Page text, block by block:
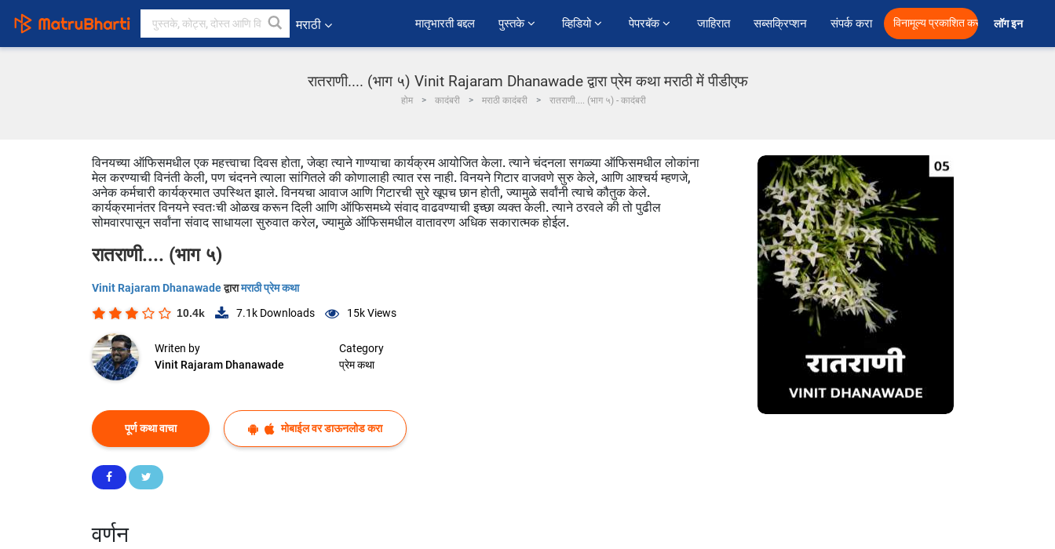
मराठी ﻿मातृभारती बद्दल पुस्तके व्हिडियो पेपरबॅक जाहिरात सब्सक्रिप्शन संपर्क करा विनामूल्य प्रकाशित करा लॉग इन
रातराणी.... (भाग ५) Vinit Rajaram Dhanawade द्वारा प्रेम कथा मराठी में पीडीएफ
होम कादंबरी मराठी कादंबरी रातराणी.... (भाग ५) - कादंबरी
विनयच्या ऑफिसमधील एक महत्त्वाचा दिवस होता, जेव्हा त्याने गाण्याचा कार्यक्रम आयोजित केला. त्याने चंदनला सगळ्या ऑफिसमधील लोकांना
मेल करण्याची विनंती केली, पण चंदनने त्याला सांगितले की कोणालाही त्यात रस नाही. विनयने गिटार वाजवणे सुरु केले, आणि आश्चर्य म्हणजे,
अनेक कर्मचारी कार्यक्रमात उपस्थित झाले. विनयचा आवाज आणि गिटारची सुरे खूपच छान होती, ज्यामुळे सर्वांनी त्याचे कौतुक केले.
कार्यक्रमानंतर विनयने स्वतःची ओळख करून दिली आणि ऑफिसमध्ये संवाद वाढवण्याची इच्छा व्यक्त केली. त्याने ठरवले की तो पुढील
सोमवारपासून सर्वांना संवाद साधायला सुरुवात करेल, ज्यामुळे ऑफिसमधील वातावरण अधिक सकारात्मक होईल.
रातराणी.... (भाग ५)
Vinit Rajaram Dhanawadeद्वारामराठी प्रेम कथा
10.4k 7.1k Downloads 15kViews
Writen by
Vinit Rajaram Dhanawade
Category
प्रेम कथा
पूर्ण कथा वाचा मोबाईल वर डाऊनलोड करा
वर्णन